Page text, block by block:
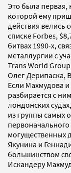
Это была первая,
которой ему
действия велись
списке Forbes,
битвах 1990-х,
металлургии с
Trans World
Олег Дерипаска,
Если Махмудова
разбирается с
лондонских
из группы самых
могущественных
Якунина и
большинством
Искандеру